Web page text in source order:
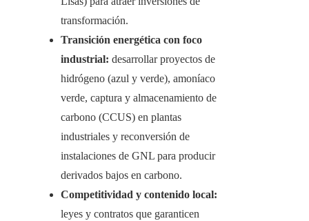
transformación.
Transición energética con foco
industrial: desarrollar proyectos de
hidrógeno (azul y verde), amoníaco
verde, captura y almacenamiento de
carbono (CCUS) en plantas
industriales y reconversión de
instalaciones de GNL para producir
derivados bajos en carbono.
Competitividad y contenido local:
leyes y contratos que garanticen